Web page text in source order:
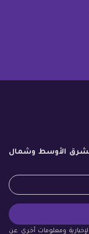
الأوسط وشمال
ومعلومات أخرى عن